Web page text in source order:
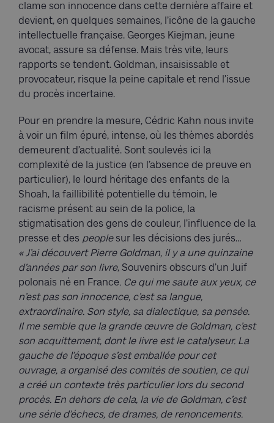
clame son innocence dans cette dernière affaire et
devient, en quelques semaines, l’icône de la gauche
intellectuelle française. Georges Kiejman, jeune
avocat, assure sa défense. Mais très vite, leurs
rapports se tendent. Goldman, insaisissable et
provocateur, risque la peine capitale et rend l’issue
du procès incertaine.
Pour en prendre la mesure, Cédric Kahn nous invite
à voir un film épuré, intense, où les thèmes abordés
demeurent d’actualité. Sont soulevés ici la
complexité de la justice (en l’absence de preuve en
particulier), le lourd héritage des enfants de la
Shoah, la faillibilité potentielle du témoin, le
racisme présent au sein de la police, la
stigmatisation des gens de couleur, l’influence de la
presse et des peoplesur les décisions des jurés…
« J’ai découvert Pierre Goldman, il y a une quinzaine
d’années par son livre, Souvenirs obscurs d’un Juif
polonais né en France. Ce qui me saute aux yeux, ce
n’est pas son innocence, c’est sa langue,
extraordinaire. Son style, sa dialectique, sa pensée.
Il me semble que la grande œuvre de Goldman, c’est
son acquittement, dont le livre est le catalyseur. La
gauche de l’époque s’est emballée pour cet
ouvrage, a organisé des comités de soutien, ce qui
a créé un contexte très particulier lors du second
procès. En dehors de cela, la vie de Goldman, c’est
une série d’échecs, de drames, de renoncements.